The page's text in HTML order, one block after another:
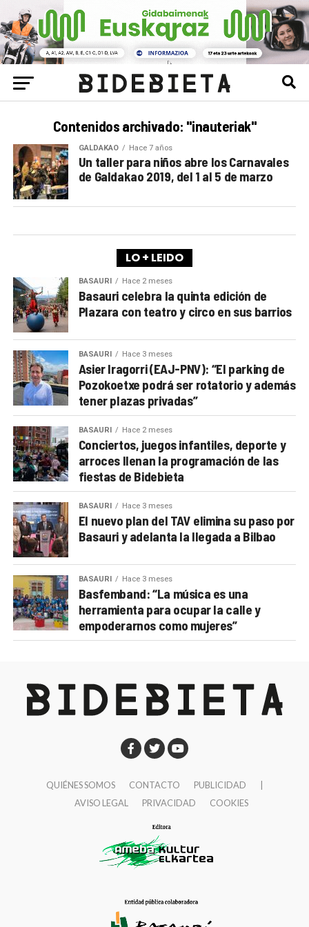
Contenidos archivado: "inauteriak"
GALDAKAO Hace 7 años
Un taller para niños abre los Carnavales
de Galdakao 2019, del 1 al 5 de marzo
LO + LEIDO
BASAURI Hace 2 meses
Basauri celebra la quinta edición de
Plazara con teatro y circo en sus barrios
BASAURI Hace 3 meses
Asier Iragorri (EAJ-PNV): “El parking de
Pozokoetxe podrá ser rotatorio y además
tener plazas privadas”
BASAURI Hace 2 meses
Conciertos, juegos infantiles, deporte y
arroces llenan la programación de las
fiestas de Bidebieta
BASAURI Hace 3 meses
El nuevo plan del TAV elimina su paso por
Basauri y adelanta la llegada a Bilbao
BASAURI Hace 3 meses
Basfemband: “La música es una
herramienta para ocupar la calle y
empoderarnos como mujeres”
QUIÉNES SOMOS CONTACTO PUBLICIDAD
AVISO LEGAL
PRIVACIDAD COOKIES